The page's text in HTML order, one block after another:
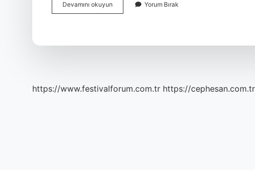
Devamını okuyun
Bayan
Yorum Bırak
https://www.festivalforum.com.tr https://cephesan.com.tr